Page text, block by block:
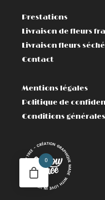
Prestations
Livraison de fleurs
Livraison fleurs
Contact
Mentions légales
Politique de
Conditions
0